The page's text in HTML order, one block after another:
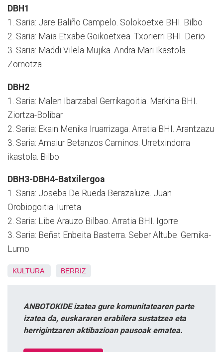
DBH1
1. Saria: Jare Baliño Campelo. Solokoetxe BHI. Bilbo
2. Saria: Maia Etxabe Goikoetxea. Txorierri BHI. Derio
3. Saria: Maddi Vilela Mujika. Andra Mari Ikastola.
Zornotza
DBH2
1. Saria: Malen Ibarzabal Gerrikagoitia. Markina BHI.
Ziortza-Bolibar
2. Saria: Ekain Menika Iruarrizaga. Arratia BHI. Arantzazu
3. Saria: Amaiur Betanzos Caminos. Urretxindorra
ikastola. Bilbo
DBH3-DBH4-Batxilergoa
1. Saria: Joseba De Rueda Berazaluze. Juan
Orobiogoitia. Iurreta
2. Saria: Libe Arauzo Bilbao. Arratia BHI. Igorre
3. Saria: Beñat Enbeita Basterra. Seber Altube. Gernika-
Lumo
KULTURA BERRIZ
ANBOTOKIDE izatea gure komunitatearen parte
izatea da, euskararen erabilera sustatzea eta
herrigintzaren aktibazioan pausoak ematea.